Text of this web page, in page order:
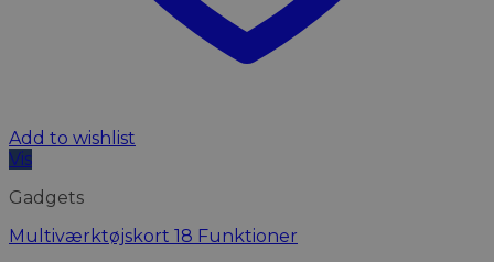
Add to wishlist
Vis
Gadgets
Multiværktøjskort 18 Funktioner